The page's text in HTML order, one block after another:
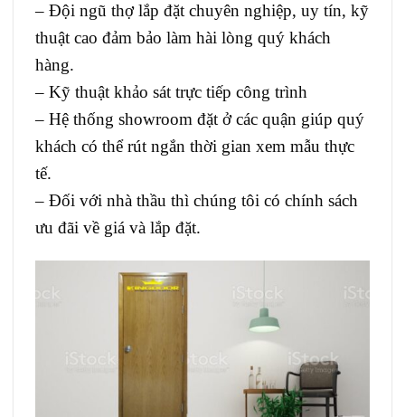
– Đội ngũ thợ lắp đặt chuyên nghiệp, uy tín, kỹ
thuật cao đảm bảo làm hài lòng quý khách
hàng.
– Kỹ thuật khảo sát trực tiếp công trình
– Hệ thống showroom đặt ở các quận giúp quý
khách có thể rút ngắn thời gian xem mẫu thực
tế.
– Đối với nhà thầu thì chúng tôi có chính sách
ưu đãi về giá và lắp đặt.